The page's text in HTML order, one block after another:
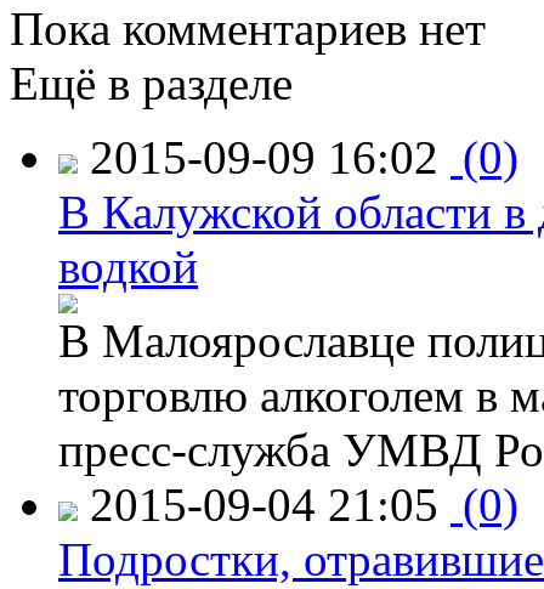
Пока комментариев нет
Ещё в разделе
2015-09-09 16:02 (0)
В Калужской области в
водкой
В Малоярославце
торговлю алкоголем в
пресс-служба УМВД
2015-09-04 21:05 (0)
Подростки,